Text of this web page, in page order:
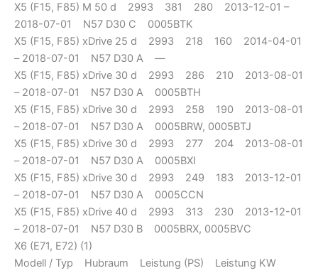
X5 (F15, F85) M 50 d 2993 381 280 2013-12-01 –
2018-07-01 N57 D30 C 0005BTK
X5 (F15, F85) xDrive 25 d 2993 218 160 2014-04-01
– 2018-07-01 N57 D30 A —
X5 (F15, F85) xDrive 30 d 2993 286 210 2013-08-01
– 2018-07-01 N57 D30 A 0005BTH
X5 (F15, F85) xDrive 30 d 2993 258 190 2013-08-01
– 2018-07-01 N57 D30 A 0005BRW, 0005BTJ
X5 (F15, F85) xDrive 30 d 2993 277 204 2013-08-01
– 2018-07-01 N57 D30 A 0005BXI
X5 (F15, F85) xDrive 30 d 2993 249 183 2013-12-01
– 2018-07-01 N57 D30 A 0005CCN
X5 (F15, F85) xDrive 40 d 2993 313 230 2013-12-01
– 2018-07-01 N57 D30 B 0005BRX, 0005BVC
X6 (E71, E72) (1)
Modell / Typ Hubraum Leistung (PS) Leistung KW